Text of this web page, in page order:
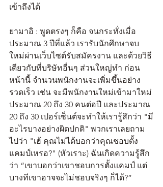
เข้าถึงได้
ยามาอิ : พูดตรงๆ ก็คือ จนกระทั่งเมื่อ
ประมาณ 3 ปีที่แล้ว เรารับนักศึกษาจบ
ใหม่ผ่านเว็บไซต์รับสมัครงาน และด้วยวิธี
เดียวกับที่บริษัทอื่นๆ ส่วนใหญ่ทำ ก่อน
หน้านี้ จำนวนพนักงานจะเพิ่มขึ้นอย่าง
รวดเร็ว เช่น จะมีพนักงานใหม่เข้ามาใหม่
ประมาณ 20 ถึง 30 คนต่อปี และประมาณ
20 ถึง 30 เปอร์เซ็นต์จะทำให้เรารู้สึกว่า "มี
อะไรบางอย่างผิดปกติ" พวกเราเลยถาม
ไปว่า "เฮ้ คุณไม่ได้บอกว่าคุณชอบตั้ง
แคมป์เหรอ?" (หัวเราะ) ฉันเกิดความรู้สึก
ว่า “เขาบอกว่าเขาชอบการตั้งแคมป์ แต่
บางทีเขาอาจจะไม่ชอบจริงๆ ก็ได้?”